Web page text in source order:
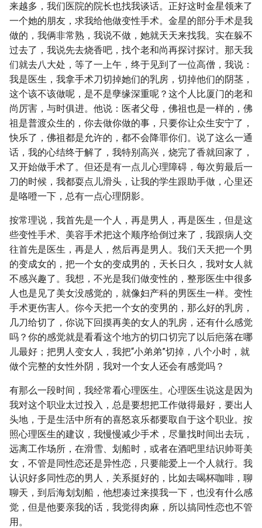
h
来越多，我们医院的院长也找我谈话。正好这时金星领来了
一个她的朋友，求我给他做变性手术。金星的部分手术是我
做的，我俩非常熟，我说不做，她就天天来找我。实在躲不
过去了，我说先去烧香吧，找个老和尚再探讨探讨。那天我
们就去八大处，等了一上午，终于见到了一位高僧，我说：
我是医生，我拿手术刀切掉她们的乳房，切掉他们的阴茎，
这个该不该做呢，是不是孽缘深重呢？这个人比厦门的老和
尚厉害，与时俱进。他说：医者父母，佛祖也是一样的，佛
祖是普渡众生的，你去做你做的事，只要你让众生安宁了，
快乐了，佛祖都是允许的，都不会降罪你们。说了这么一通
话，我的心结终于解了，我特别高兴，烧完了香就回家了，
又开始做手术了。但还是有一点儿心理障碍，每次剪最后一
刀的时候，我都耍点儿滑头，让我的学生跟助手做，心里还
是咯噔一下，总有一点心理阴影。
按常理说，我首先是一个人，再是男人，再是医生，但是这
些变性手术、美容手术把这个顺序给倒过来了，我跟病人交
往首先是医生，再是人，然后再是男人。我们天天把一个男
的变成女的，把一个女的变成男的，天长日久，我对女人就
不感兴趣了。我想，不光是我们做变性的，整形医生中很多
人也是见了美女没感觉的，就像妇产科的男医生一样。变性
手术更伤害人。你今天把一个女的变男的，那么好的乳房，
几刀给切了，你说下回摸再美的女人的乳房，还有什么感觉
吗？你的感觉就是看看这个地方的切口切完了以后疤落在哪
儿最好；把男人变女人，我把“小弟弟”切掉，八个小时，就
做个完整的女性外阴，我对一个女人还会有感觉吗？
有那么一段时间，我经常看心理医生。心理医生说这是因为
我对这个职业太过投入，总是要想把工作做得最好，要出人
头地，于是生活中所有的喜怒哀乐都要取自于这个职业。按
照心理医生的建议，我慢慢减少手术，尽量找时间出去玩，
远离工作场所，在滑雪、划船时，或者在酒吧里结识帅哥美
女，不管是同性恋还是异性恋，只要能爱上一个人就行。我
认识好多同性恋的男人，关系挺好的，比如去喝杯咖啡，聊
聊天，到后海划划船，他想凑过来摸我一下，也没有什么感
觉，但是他要亲我的话，我觉得肉麻，所以搞同性恋也不管
用。